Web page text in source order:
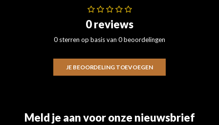
0 reviews
0 sterren op basis van 0 beoordelingen
JE BEOORDELING TOEVOEGEN
Meld je aan voor onze nieuwsbrief